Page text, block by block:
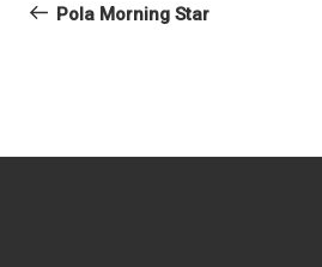
pos
Post
Pola Morning Star